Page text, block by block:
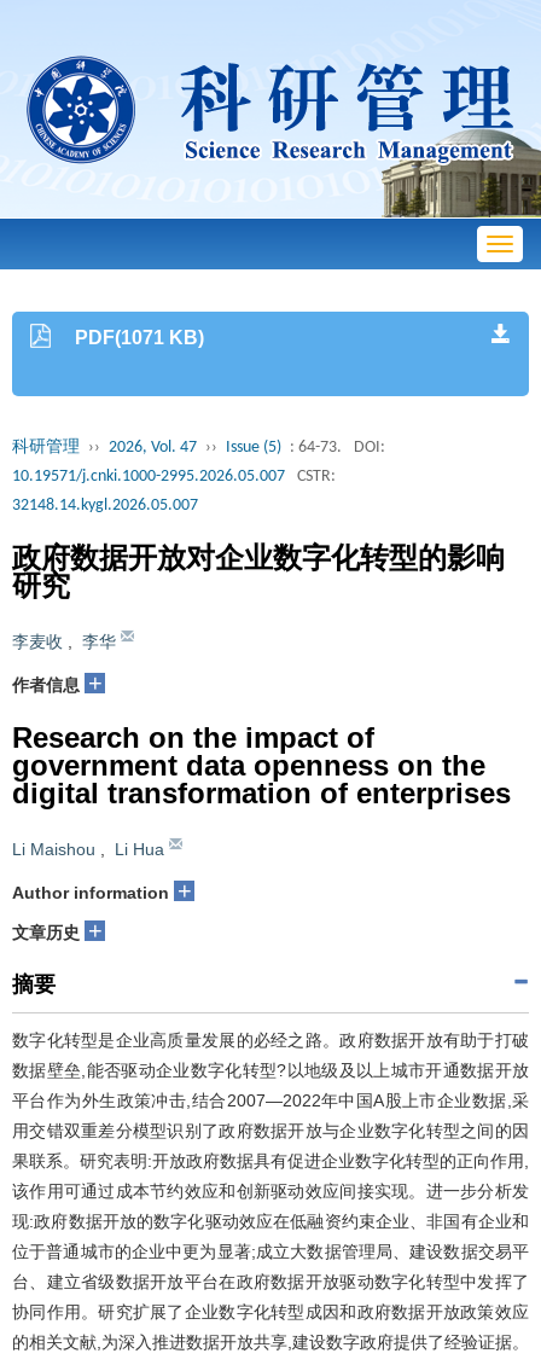
PDF(1071 KB)
科研管理 ›› 2026, Vol. 47 ›› Issue (5) : 64-73.
DOI:
10.19571/j.cnki.1000-2995.2026.05.007
CSTR:
32148.14.kygl.2026.05.007
政府数据开放对企业数字化转型的影响
研究
李麦收 李华
作者信息 +
Research on the impact of
government data openness on the
digital transformation of enterprises
Li Maishou Li Hua
Author information +
文章历史 +
摘要
数字化转型是企业高质量发展的必经之路。政府数据开放有助于打破
数据壁垒,能否驱动企业数字化转型?以地级及以上城市开通数据开放
平台作为外生政策冲击,结合2007—2022年中国A股上市企业数据,采
用交错双重差分模型识别了政府数据开放与企业数字化转型之间的因
果联系。研究表明:开放政府数据具有促进企业数字化转型的正向作用,
该作用可通过成本节约效应和创新驱动效应间接实现。进一步分析发
现:政府数据开放的数字化驱动效应在低融资约束企业、非国有企业和
位于普通城市的企业中更为显著;成立大数据管理局、建设数据交易平
台、建立省级数据开放平台在政府数据开放驱动数字化转型中发挥了
协同作用。研究扩展了企业数字化转型成因和政府数据开放政策效应
的相关文献,为深入推进数据开放共享,建设数字政府提供了经验证据。